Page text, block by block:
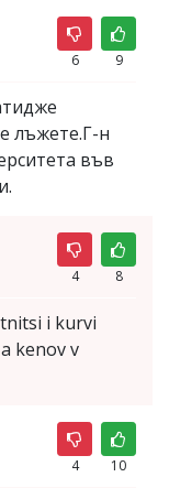
6 9
лъжете.Г-н
във
4 8
i kurvi
kenov v
4 10